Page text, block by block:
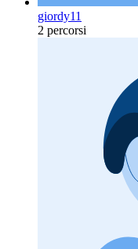
giordy11
2 percorsi